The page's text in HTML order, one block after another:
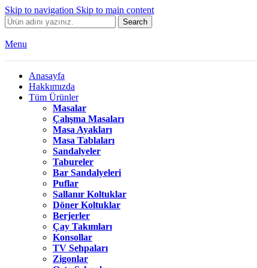
Skip to navigation Skip to main content
Search
Menu
Anasayfa
Hakkımızda
Tüm Ürünler
Masalar
Çalışma Masaları
Masa Ayakları
Masa Tablaları
Sandalyeler
Tabureler
Bar Sandalyeleri
Puflar
Sallanır Koltuklar
Döner Koltuklar
Berjerler
Çay Takımları
Konsollar
TV Sehpaları
Zigonlar